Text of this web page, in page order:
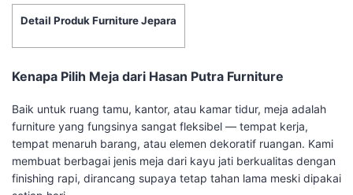
Detail Produk Furniture Jepara
Kenapa Pilih Meja dari Hasan Putra Furniture
Baik untuk ruang tamu, kantor, atau kamar tidur, meja adalah
furniture yang fungsinya sangat fleksibel — tempat kerja,
tempat menaruh barang, atau elemen dekoratif ruangan. Kami
membuat berbagai jenis meja dari kayu jati berkualitas dengan
finishing rapi, dirancang supaya tetap tahan lama meski dipakai